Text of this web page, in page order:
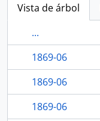
Vista de árbol
...
1869-06
1869-06
1869-06